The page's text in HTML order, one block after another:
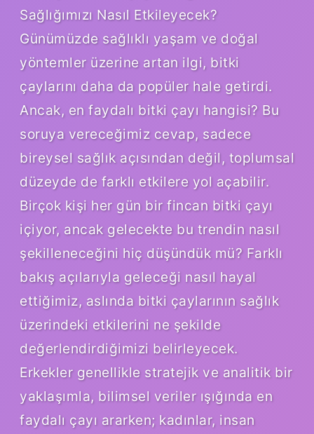
Sağlığımızı Nasıl Etkileyecek?
Günümüzde sağlıklı yaşam ve doğal
yöntemler üzerine artan ilgi, bitki
çaylarını daha da popüler hale getirdi.
Ancak, en faydalı bitki çayı hangisi? Bu
soruya vereceğimiz cevap, sadece
bireysel sağlık açısından değil, toplumsal
düzeyde de farklı etkilere yol açabilir.
Birçok kişi her gün bir fincan bitki çayı
içiyor, ancak gelecekte bu trendin nasıl
şekilleneceğini hiç düşündük mü? Farklı
bakış açılarıyla geleceği nasıl hayal
ettiğimiz, aslında bitki çaylarının sağlık
üzerindeki etkilerini ne şekilde
değerlendirdiğimizi belirleyecek.
Erkekler genellikle stratejik ve analitik bir
yaklaşımla, bilimsel veriler ışığında en
faydalı çayı ararken; kadınlar, insan